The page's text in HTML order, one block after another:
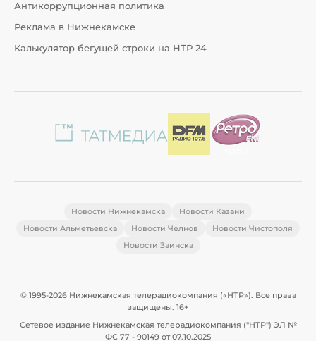
Антикоррупционная политика
Реклама в Нижнекамске
Калькулятор бегущей строки на НТР 24
Новости Нижнекамска
Новости Казани
Новости Альметьевска
Новости Челнов
Новости Чистополя
Новости Заинска
© 1995-2026 Нижнекамская телерадиокомпания («НТР»). Все права
защищены. 16+
Сетевое издание Нижнекамская телерадиокомпания ("НТР") ЭЛ №
ФС 77 - 90149 от 07.10.2025